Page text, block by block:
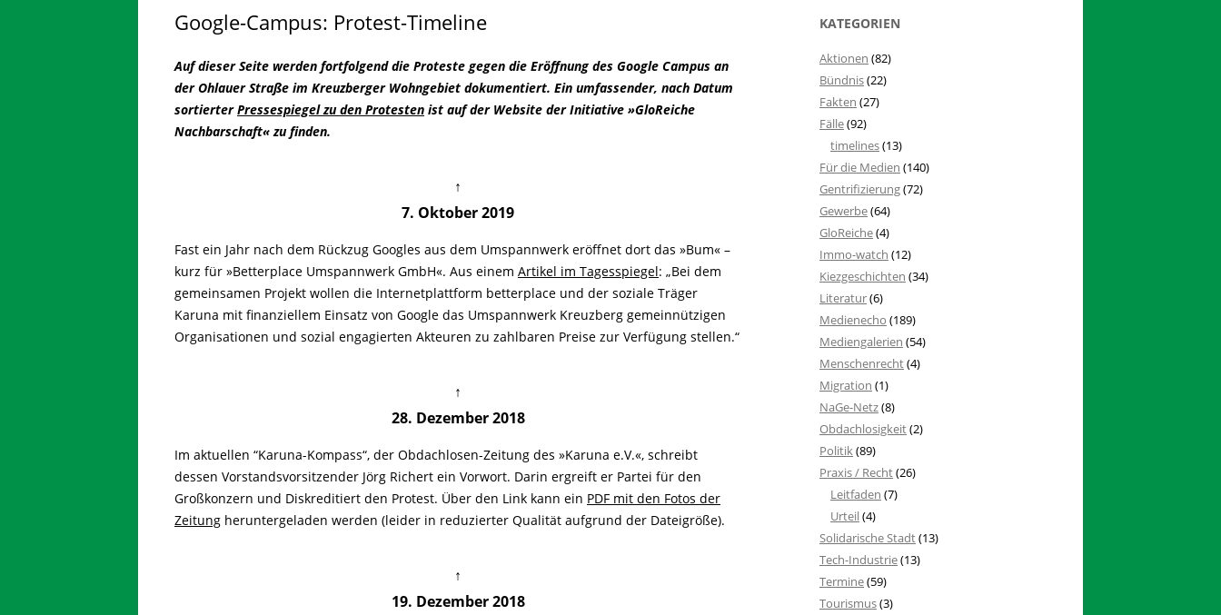
LITERATUR
Google-Campus: Protest-Timeline
Auf dieser Seite werden fortfolgend die Proteste gegen die Eröffnung des Google Campus an
der Ohlauer Straße im Kreuzberger Wohngebiet dokumentiert. Ein umfassender, nach Datum
sortierterPressespiegel zu den Protesten ist auf der Website der Initiative »GloReiche
Nachbarschaft« zu finden.
↑
7. Oktober 2019
Fast ein Jahr nach dem Rückzug Googles aus dem Umspannwerk eröffnet dort das »Bum« –
kurz für »Betterplace Umspannwerk GmbH«. Aus einem Artikel im Tagesspiegel: „Bei dem
gemeinsamen Projekt wollen die Internetplattform betterplace und der soziale Träger
Karuna mit finanziellem Einsatz von Google das Umspannwerk Kreuzberg gemeinnützigen
Organisationen und sozial engagierten Akteuren zu zahlbaren Preise zur Verfügung stellen.“
↑
28. Dezember 2018
Im aktuellen “Karuna-Kompass“, der Obdachlosen-Zeitung des »Karuna e.V.«, schreibt
dessen Vorstandsvorsitzender Jörg Richert ein Vorwort. Darin ergreift er Partei für den
Großkonzern und Diskreditiert den Protest. Über den Link kann ein PDF mit den Fotos der
Zeitung heruntergeladen werden (leider in reduzierter Qualität aufgrund der Dateigröße).
↑
19. Dezember 2018
KATEGORIEN
Aktionen (82)
Bündnis(22)
Fakten (27)
Fälle(92)
timelines(13)
Für die Medien (140)
Gentrifizierung(72)
Gewerbe(64)
GloReiche(4)
Immo-watch (12)
Kiezgeschichten (34)
Literatur(6)
Medienecho (189)
Mediengalerien (54)
Menschenrecht(4)
Migration (1)
NaGe-Netz(8)
Obdachlosigkeit(2)
Politik(89)
Praxis / Recht(26)
Leitfaden (7)
Urteil(4)
Solidarische Stadt(13)
Tech-Industrie(13)
Termine(59)
Tourismus(3)